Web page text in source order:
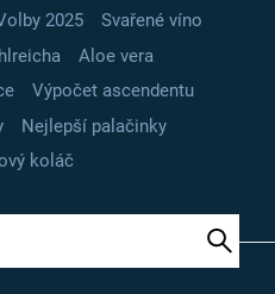
2025
Svařené víno
Aloe vera
Výpočet ascendentu
Nejlepší palačinky
koláč